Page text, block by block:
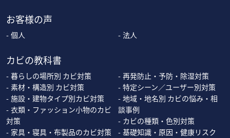
お客様の声
個人 法人
カビの教科書
暮らしの場所別 カビ対策
素材・構造別 カビ対策
施設・建物タイプ別カビ対策
衣類・ファッション小物のカビ
対策
家具・寝具・布製品のカビ対策
再発防止・予防・除湿対策
特定シーン／ユーザー別対策
地域・地名別 カビの悩み・相
談事例
カビの種類・色別対策
基礎知識・原因・健康リスク